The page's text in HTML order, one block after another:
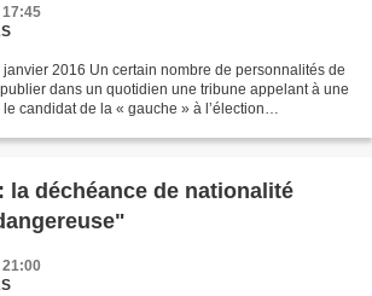
17:45
janvier 2016 Un certain nombre de personnalités de
dans un quotidien une tribune appelant à une
candidat de la « gauche » à l’élection
la déchéance de nationalité
21:00